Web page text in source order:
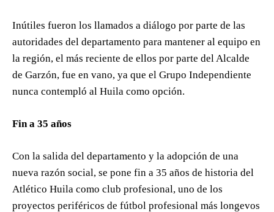
Inútiles fueron los llamados a diálogo por parte de las
autoridades del departamento para mantener al equipo en
la región, el más reciente de ellos por parte del Alcalde
de Garzón, fue en vano, ya que el Grupo Independiente
nunca contempló al Huila como opción.
Fin a 35 años
Con la salida del departamento y la adopción de una
nueva razón social, se pone fin a 35 años de historia del
Atlético Huila como club profesional, uno de los
proyectos periféricos de fútbol profesional más longevos